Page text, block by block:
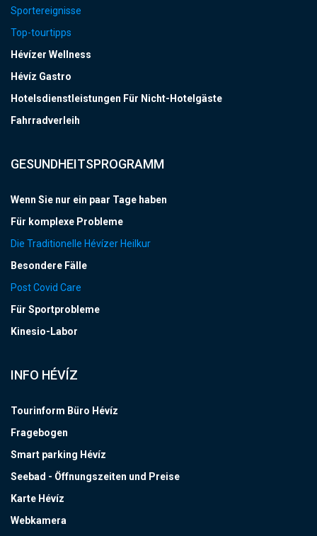
Sportereignisse
Top-tourtipps
Hévízer Wellness
Hévíz Gastro
Hotelsdienstleistungen Für Nicht-Hotelgäste
Fahrradverleih
GESUNDHEITSPROGRAMM
Wenn Sie nur ein paar Tage haben
Für komplexe Probleme
Die Traditionelle Hévízer Heilkur
Besondere Fälle
Post Covid Care
Für Sportprobleme
Kinesio-Labor
INFO HÉVÍZ
Tourinform Büro Hévíz
Fragebogen
Smart parking Hévíz
Seebad - Öffnungszeiten und Preise
Karte Hévíz
Webkamera